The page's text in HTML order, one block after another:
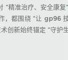
“精准治疗、安全康
，都围绕 “让 gp96
创新始终锚定 “守护